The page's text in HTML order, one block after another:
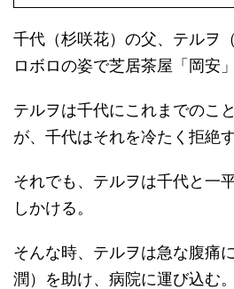
千代（杉咲花）の父、テルヲ
ロボロの姿で芝居茶屋「岡安
テルヲは千代にこれまでのこ
が、千代はそれを冷たく拒絶す
それでも、テルヲは千代と一
しかける。
そんな時、テルヲは急な腹痛
潤）を助け、病院に運び込む。